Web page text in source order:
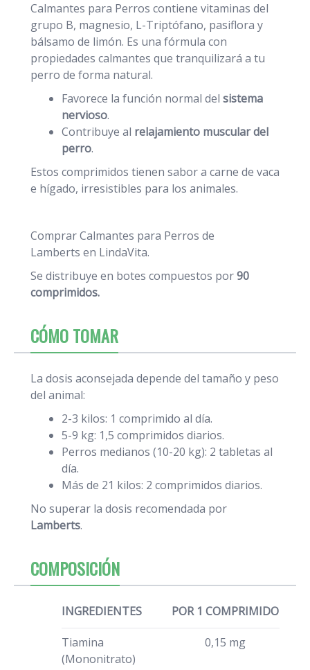
Calmantes para Perros contiene vitaminas del
grupo B, magnesio, L-Triptófano, pasiflora y
bálsamo de limón. Es una fórmula con
propiedades calmantes que tranquilizará a tu
perro de forma natural.
Favorece la función normal del sistema
nervioso.
Contribuye al relajamiento muscular del
perro.
Estos comprimidos tienen sabor a carne de vaca
e hígado, irresistibles para los animales.
Comprar Calmantes para Perros de
Lamberts en LindaVita.
Se distribuye en botes compuestos por90
comprimidos.
CÓMO TOMAR
La dosis aconsejada depende del tamaño y peso
del animal:
2-3 kilos: 1 comprimido al día.
5-9 kg: 1,5 comprimidos diarios.
Perros medianos (10-20 kg): 2 tabletas al
día.
Más de 21 kilos: 2 comprimidos diarios.
No superar la dosis recomendada por
Lamberts.
COMPOSICIÓN
INGREDIENTES POR 1 COMPRIMIDO
Tiamina
(Mononitrato)
0,15 mg